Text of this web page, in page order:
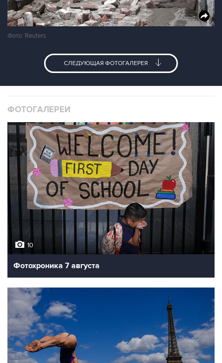
Фото: Reuters
СЛЕДУЮЩАЯ ФОТОГАЛЕРЕЯ
ФОТОГАЛЕРЕИ
10
Фотохроника 7 августа